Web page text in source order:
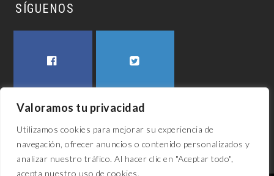
Valoramos tu privacidad
Utilizamos cookies para mejorar su experiencia de
navegación, ofrecer anuncios o contenido personalizados y
analizar nuestro tráfico. Al hacer clic en "Aceptar todo",
acepta nuestro uso de cookies.
SÍGUENOS